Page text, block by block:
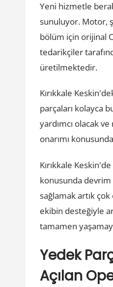
Yeni hizmetle
sunuluyor. Motor,
bölüm için orijinal
tedarikçiler
üretilmektedir.
Kırıkkale
parçaları kolayca
yardımcı olacak
onarımı
Kırıkkale
konusunda devrim
sağlamak artık
ekibin desteğiyle
tamamen
Yedek
Açılan